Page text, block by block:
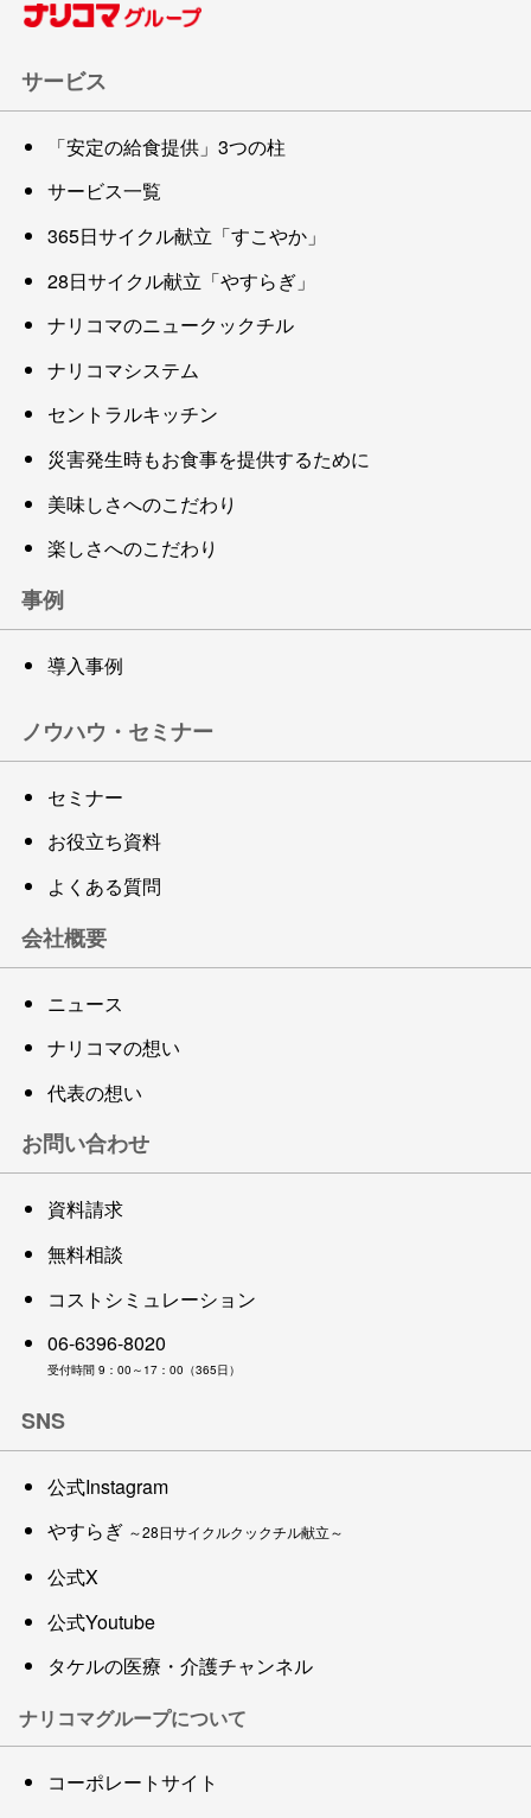
サービス
「安定の給食提供」3つの柱
サービス一覧
365日サイクル献立「すこやか」
28日サイクル献立「やすらぎ」
ナリコマのニュークックチル
ナリコマシステム
セントラルキッチン
災害発生時もお食事を提供するために
美味しさへのこだわり
楽しさへのこだわり
事例
導入事例
ノウハウ・セミナー
セミナー
お役立ち資料
よくある質問
会社概要
ニュース
ナリコマの想い
代表の想い
お問い合わせ
資料請求
無料相談
コストシミュレーション
06-6396-8020
受付時間 9：00～17：00（365日）
SNS
公式Instagram
やすらぎ ～28日サイクルクックチル献立～
公式X
公式Youtube
タケルの医療・介護チャンネル
ナリコマグループについて
コーポレートサイト